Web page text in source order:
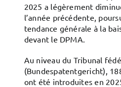
2025 a légèrement
l’année précédente,
tendance générale à la
devant le DPMA.
Au niveau du Tribunal
(Bundespatentgericht),
ont été introduites en